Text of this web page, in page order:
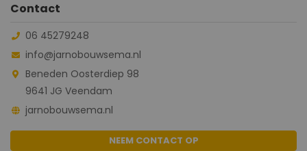
Contact
06 45279248
info@jarnobouwsema.nl
Beneden Oosterdiep 98
9641 JG Veendam
jarnobouwsema.nl
NEEM CONTACT OP